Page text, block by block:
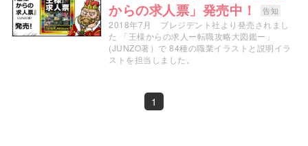
からの求人票」発売中！
告知
2018年7月 プレジデント社より発売されまし
た 「王様からの求人ー転職攻略大図鑑ー」
(JUNZO著）で 84種の職業イラストと説明イラ
ストを担当しました。
1